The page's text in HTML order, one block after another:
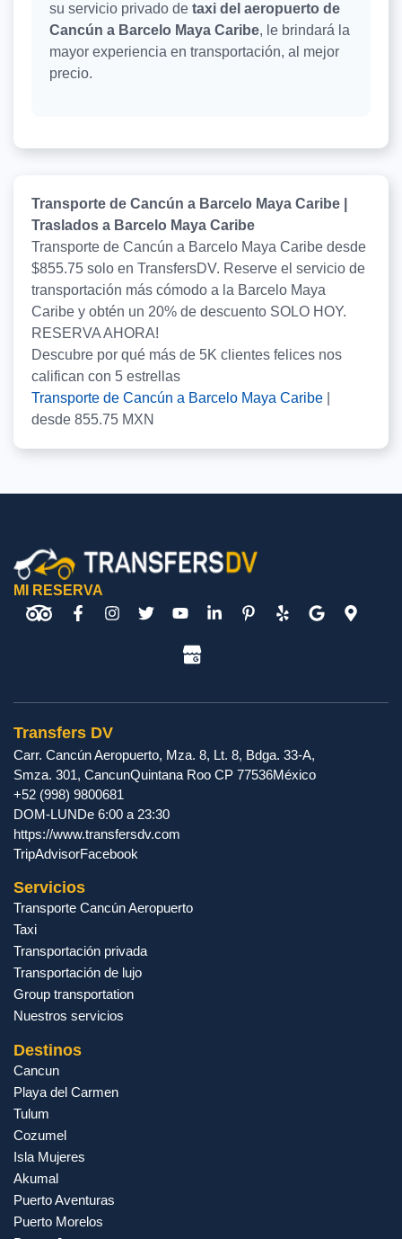
su servicio privado de taxi del aeropuerto de
Cancún a Barcelo Maya Caribe, le brindará la
mayor experiencia en transportación, al mejor
precio.
Transporte de Cancún a Barcelo Maya Caribe |
Traslados a Barcelo Maya Caribe
Transporte de Cancún a Barcelo Maya Caribe desde
$855.75 solo en TransfersDV. Reserve el servicio de
transportación más cómodo a la Barcelo Maya
Caribe y obtén un 20% de descuento SOLO HOY.
RESERVA AHORA!
Descubre por qué más de 5K clientes felices nos
califican con 5 estrellas
Transporte de Cancún a Barcelo Maya Caribe
desde 855.75 MXN
MI RESERVA
Transfers DV
Carr. Cancún Aeropuerto, Mza. 8, Lt. 8, Bdga. 33-A,
Smza. 301, CancunQuintana Roo CP 77536México
+52 (998) 9800681
DOM-LUNDe 6:00 a 23:30
https://www.transfersdv.com
TripAdvisorFacebook
Servicios
Transporte Cancún Aeropuerto
Taxi
Transportación privada
Transportación de lujo
Group transportation
Nuestros servicios
Destinos
Cancun
Playa del Carmen
Tulum
Cozumel
Isla Mujeres
Akumal
Puerto Aventuras
Puerto Morelos